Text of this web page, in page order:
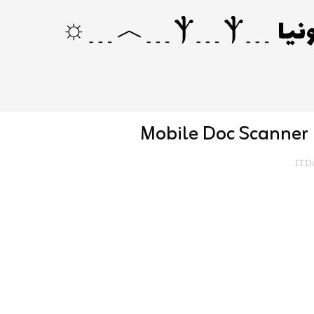
Mobile Doc